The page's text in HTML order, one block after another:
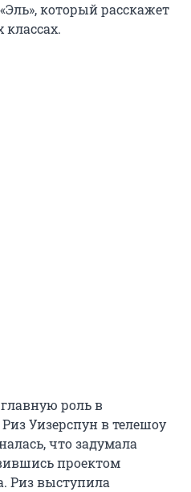
который расскажет
роль в
Уизерспун в телешоу
что задумала
проектом
Риз выступила